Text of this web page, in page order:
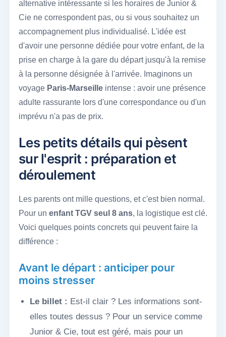
alternative intéressante si les horaires de Junior &
Cie ne correspondent pas, ou si vous souhaitez un
accompagnement plus individualisé. L'idée est
d'avoir une personne dédiée pour votre enfant, de la
prise en charge à la gare du départ jusqu'à la remise
à la personne désignée à l'arrivée. Imaginons un
voyage Paris-Marseilleintense : avoir une présence
adulte rassurante lors d'une correspondance ou d'un
imprévu n'a pas de prix.
Les petits détails qui pèsent
sur l'esprit : préparation et
déroulement
Les parents ont mille questions, et c'est bien normal.
Pour un enfant TGV seul 8 ans, la logistique est clé.
Voici quelques points concrets qui peuvent faire la
différence :
Avant le départ : anticiper pour
moins stresser
Le billet : Est-il clair ? Les informations sont-
elles toutes dessus ? Pour un service comme
Junior & Cie, tout est géré, mais pour un